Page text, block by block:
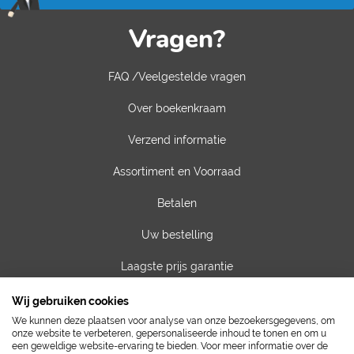
Vragen?
FAQ /Veelgestelde vragen
Over boekenkraam
Verzend informatie
Assortiment en Voorraad
Betalen
Uw bestelling
Laagste prijs garantie
Privacy van gegevens
Algemene voorwaarden
Wij gebruiken cookies
We kunnen deze plaatsen voor analyse van onze bezoekersgegevens, om
onze website te verbeteren, gepersonaliseerde inhoud te tonen en om u
een geweldige website-ervaring te bieden. Voor meer informatie over de